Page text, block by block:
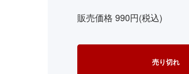
販売価格 990円(税込)
売り切れ